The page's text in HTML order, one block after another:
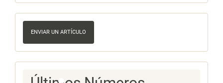
Enviar
un
artículo
ENVIAR UN ARTÍCULO
Ultimos